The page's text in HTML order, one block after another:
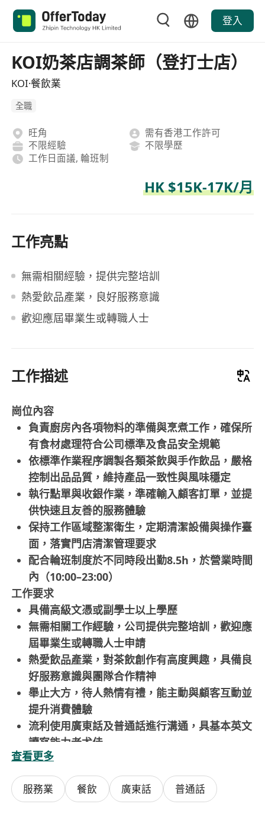
登入
KOI奶茶店調茶師（登打士店）
KOI·餐飲業
全職
旺角
需有香港工作許可
不限經驗
不限學歷
工作日面議, 輪班制
HK $15K-17K/月
工作亮點
無需相關經驗，提供完整培訓
熱愛飲品產業，良好服務意識
歡迎應屆畢業生或轉職人士
工作描述
崗位內容
負責廚房內各項物料的準備與烹煮工作，確保所
有食材處理符合公司標準及食品安全規範
依標準作業程序調製各類茶飲與手作飲品，嚴格
控制出品品質，維持產品一致性與風味穩定
執行點單與收銀作業，準確輸入顧客訂單，並提
供快速且友善的服務體驗
保持工作區域整潔衛生，定期清潔設備與操作臺
面，落實門店清潔管理要求
配合輪班制度於不同時段出勤8.5h，於營業時間
內（10:00–23:00）
工作要求
具備高級文憑或副學士以上學歷
無需相關工作經驗，公司提供完整培訓，歡迎應
屆畢業生或轉職人士申請
熱愛飲品產業，對茶飲創作有高度興趣，具備良
好服務意識與團隊合作精神
舉止大方，待人熱情有禮，能主動與顧客互動並
提升消費體驗
流利使用廣東話及普通話進行溝通，具基本英文
讀寫能力者尤佳
查看更多
服務業 餐飲 廣東話 普通話